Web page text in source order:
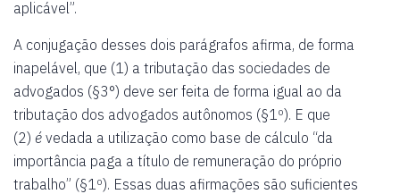
aplicável”.
A conjugação desses dois parágrafos afirma, de forma
inapelável, que (1) a tributação das sociedades de
advogados (§3°) deve ser feita de forma igual ao da
tributação dos advogados autônomos (§1º). E que
(2) é vedada a utilização como base de cálculo “da
importância paga a título de remuneração do próprio
trabalho” (§1º). Essas duas afirmações são suficientes